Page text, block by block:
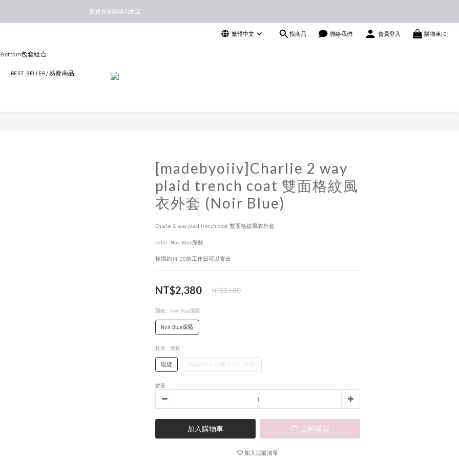
新馬港澳順豐到付配送
新會員首購國內免運
繁體中文 找商品 聯絡我們 會員登入 購物車(0)
包套組合
BEST SELLER/熱賣商品
[madebyoiiv]Charlie 2 way
plaid trench coat 雙面格紋風
衣外套 (Noir Blue)
Charlie 2 way plaid trench coat 雙面格紋風衣外套
color :Noir Blue深藍
預購約14-35個工作日可以寄出
NT$2,380 NT$2,680
顏色 : Noir Blue深藍
Noir Blue深藍
貨況 : 現貨
現貨 預購(約14-35個工作天到貨)
數量
加入購物車 立即購買
加入追蹤清單